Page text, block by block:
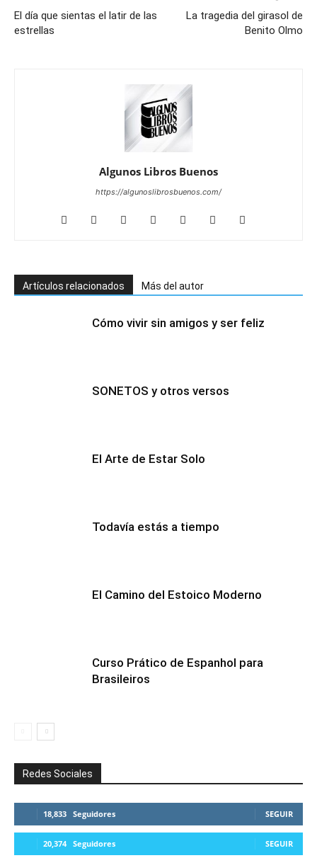
El día que sientas el latir de las
estrellas
La tragedia del girasol de
Benito Olmo
Algunos Libros Buenos
https://algunoslibrosbuenos.com/
Artículos relacionados Más del autor
Cómo vivir sin amigos y ser feliz
SONETOS y otros versos
El Arte de Estar Solo
Todavía estás a tiempo
El Camino del Estoico Moderno
Curso Prático de Espanhol para
Brasileiros
Redes Sociales
18,833 Seguidores SEGUIR
20,374 Seguidores SEGUIR